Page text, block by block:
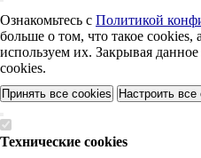
Ознакомьтесь с Политикой
больше о том, что такое cookies,
используем их. Закрывая
cookies.
Принять все cookies Настроить все
Технические cookies